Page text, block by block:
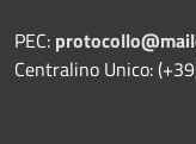
PEC:
Centralino Unico: